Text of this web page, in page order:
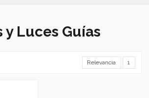
y Luces Guías
Relevancia 1